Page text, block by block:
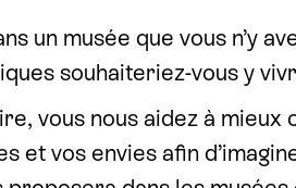
un musée que vous n’y
souhaiteriez-vous y
vous nous aidez à mieux
et vos envies afin